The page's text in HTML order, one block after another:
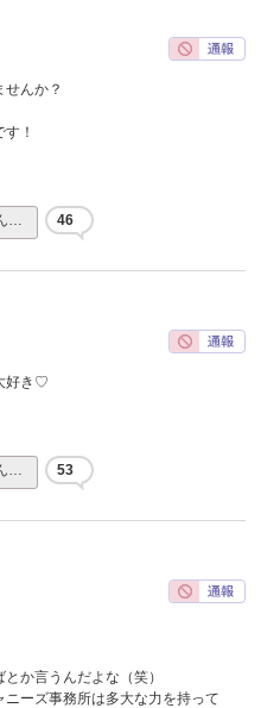
んか？
！
… 46
好き♡
… 53
か言うんだよな（笑）
ーズ事務所は多大な力を持って